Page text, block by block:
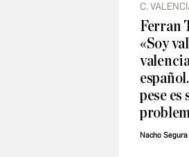
C.
Ferran
«Soy
pese es
Nacho Segura